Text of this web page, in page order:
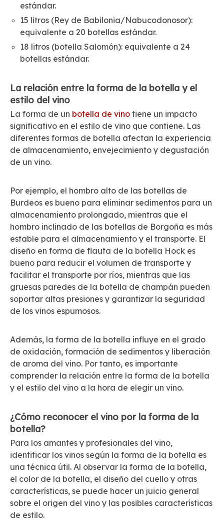
estándar.
15 litros (Rey de Babilonia/Nabucodonosor):
equivalente a 20 botellas estándar.
18 litros (botella Salomón): equivalente a 24
botellas estándar.
La relación entre la forma de la botella y el
estilo del vino
La forma de un botella de vino tiene un impacto
significativo en el estilo de vino que contiene. Las
diferentes formas de botella afectan la experiencia
de almacenamiento, envejecimiento y degustación
de un vino.
Por ejemplo, el hombro alto de las botellas de
Burdeos es bueno para eliminar sedimentos para un
almacenamiento prolongado, mientras que el
hombro inclinado de las botellas de Borgoña es más
estable para el almacenamiento y el transporte. El
diseño en forma de flauta de la botella Hock es
bueno para reducir el volumen de transporte y
facilitar el transporte por ríos, mientras que las
gruesas paredes de la botella de champán pueden
soportar altas presiones y garantizar la seguridad
de los vinos espumosos.
Además, la forma de la botella influye en el grado
de oxidación, formación de sedimentos y liberación
de aroma del vino. Por tanto, es importante
comprender la relación entre la forma de la botella
y el estilo del vino a la hora de elegir un vino.
¿Cómo reconocer el vino por la forma de la
botella?
Para los amantes y profesionales del vino,
identificar los vinos según la forma de la botella es
una técnica útil. Al observar la forma de la botella,
el color de la botella, el diseño del cuello y otras
características, se puede hacer un juicio general
sobre el origen del vino y las posibles características
de estilo.